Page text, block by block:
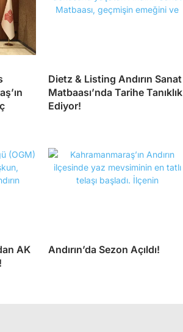
Dietz & Listing Andırın Sanat
Matbaası’nda Tarihe Tanıklık
Ediyor!
AK
Andırın’da Sezon Açıldı!